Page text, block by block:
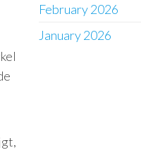
February 2026
January 2026